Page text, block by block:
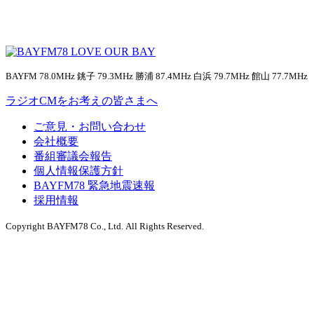
BAYFM 78.0MHz 銚子 79.3MHz 勝浦 87.4MHz 白浜 79.7MHz 館山 77.7MHz
ラジオCMをお考えの皆さまへ
ご意見・お問い合わせ
会社概要
番組審議会報告
個人情報保護方針
BAYFM78 緊急地震速報
採用情報
Copyright BAYFM78 Co., Ltd. All Rights Reserved.